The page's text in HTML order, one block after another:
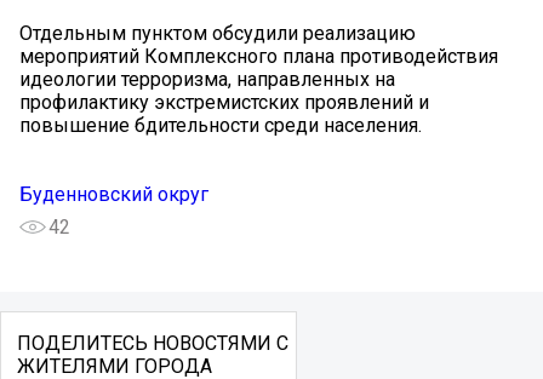
Отдельным пунктом обсудили реализацию
мероприятий Комплексного плана противодействия
идеологии терроризма, направленных на
профилактику экстремистских проявлений и
повышение бдительности среди населения.
Буденновский округ
42
ПОДЕЛИТЕСЬ НОВОСТЯМИ С
ЖИТЕЛЯМИ ГОРОДА